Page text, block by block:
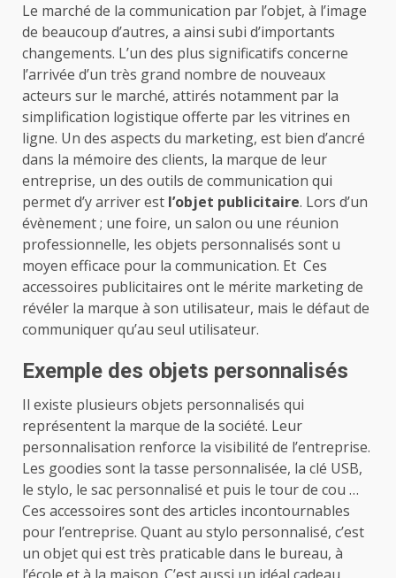
Le marché de la communication par l’objet, à l’image
de beaucoup d’autres, a ainsi subi d’importants
changements. L’un des plus significatifs concerne
l’arrivée d’un très grand nombre de nouveaux
acteurs sur le marché, attirés notamment par la
simplification logistique offerte par les vitrines en
ligne. Un des aspects du marketing, est bien d’ancré
dans la mémoire des clients, la marque de leur
entreprise, un des outils de communication qui
permet d’y arriver est l’objet publicitaire. Lors d’un
évènement ; une foire, un salon ou une réunion
professionnelle, les objets personnalisés sont u
moyen efficace pour la communication. Et Ces
accessoires publicitaires ont le mérite marketing de
révéler la marque à son utilisateur, mais le défaut de
communiquer qu’au seul utilisateur.
Exemple des objets personnalisés
Il existe plusieurs objets personnalisés qui
représentent la marque de la société. Leur
personnalisation renforce la visibilité de l’entreprise.
Les goodies sont la tasse personnalisée, la clé USB,
le stylo, le sac personnalisé et puis le tour de cou …
Ces accessoires sont des articles incontournables
pour l’entreprise. Quant au stylo personnalisé, c’est
un objet qui est très praticable dans le bureau, à